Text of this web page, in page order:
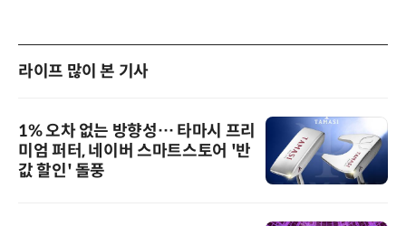
라이프 많이 본 기사
1% 오차 없는 방향성… 타마시 프리
미엄 퍼터, 네이버 스마트스토어 '반
값 할인' 돌풍